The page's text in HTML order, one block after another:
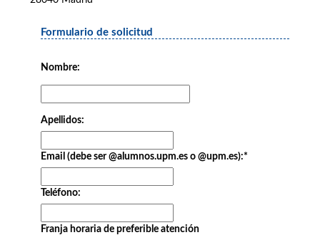
Formulario de solicitud
Nombre:
Apellidos:
Email (debe ser @alumnos.upm.es o @upm.es):*
Teléfono:
Franja horaria de preferible atención